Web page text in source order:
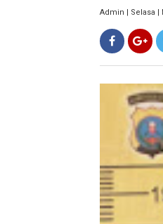
Admin | Selasa |